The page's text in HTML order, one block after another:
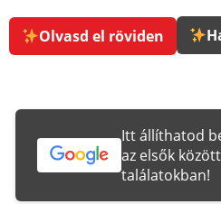
Olvasd el röviden
Itt állíthatod
az elsők
találatokban!